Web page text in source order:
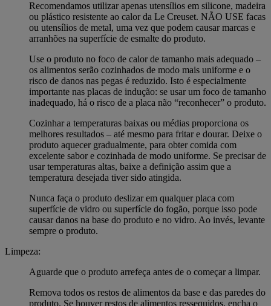
Recomendamos utilizar apenas utensílios em silicone, madeira
ou plástico resistente ao calor da Le Creuset. NÃO USE facas
ou utensílios de metal, uma vez que podem causar marcas e
arranhões na superfície de esmalte do produto.
Use o produto no foco de calor de tamanho mais adequado –
os alimentos serão cozinhados de modo mais uniforme e o
risco de danos nas pegas é reduzido. Isto é especialmente
importante nas placas de indução: se usar um foco de tamanho
inadequado, há o risco de a placa não “reconhecer” o produto.
Cozinhar a temperaturas baixas ou médias proporciona os
melhores resultados – até mesmo para fritar e dourar. Deixe o
produto aquecer gradualmente, para obter comida com
excelente sabor e cozinhada de modo uniforme. Se precisar de
usar temperaturas altas, baixe a definição assim que a
temperatura desejada tiver sido atingida.
Nunca faça o produto deslizar em qualquer placa com
superfície de vidro ou superfície do fogão, porque isso pode
causar danos na base do produto e no vidro. Ao invés, levante
sempre o produto.
Limpeza:
Aguarde que o produto arrefeça antes de o começar a limpar.
Remova todos os restos de alimentos da base e das paredes do
produto. Se houver restos de alimentos ressequidos, encha o